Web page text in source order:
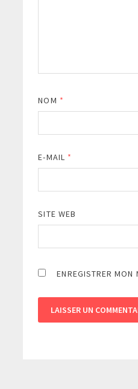
NOM *
E-MAIL *
SITE WEB
ENREGISTRER